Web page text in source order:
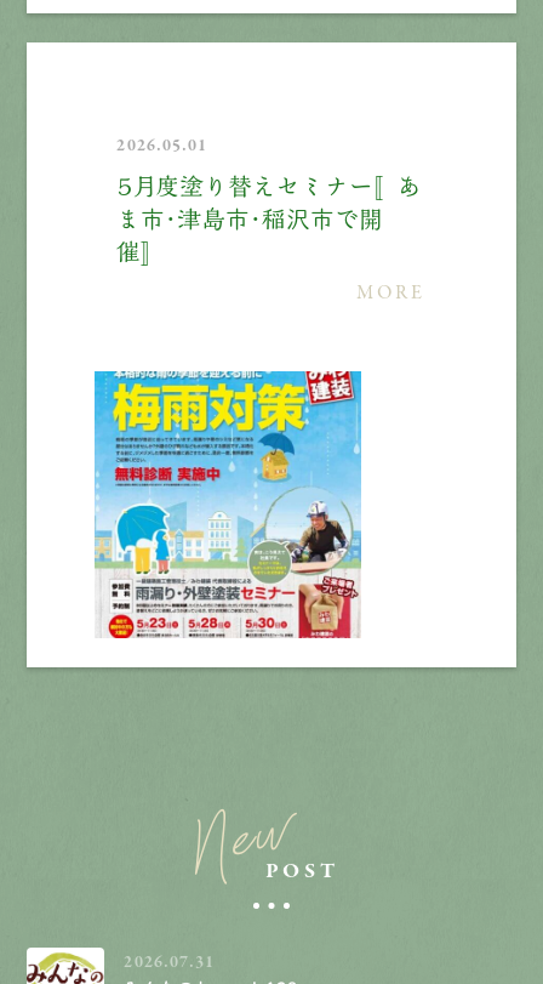
2026.05.01
５月度塗り替えセミナー〚あ
ま市・津島市・稲沢市で開
催〛
MORE
NewPOST
2026.07.31